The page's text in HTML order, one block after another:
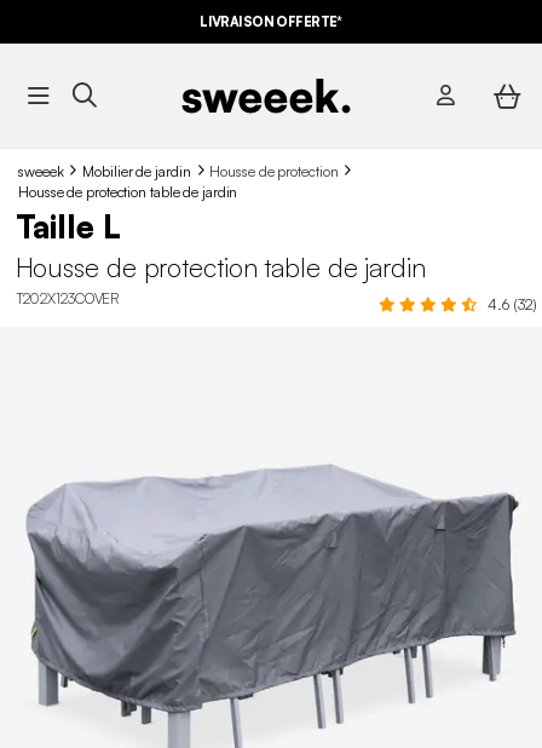
LIVRAISON OFFERTE*
sweeek Mobilier de jardin
Housse de protection
Housse de protection table de jardin
Taille L
Housse de protection table de jardin
T202X123COVER 4.6 (32)